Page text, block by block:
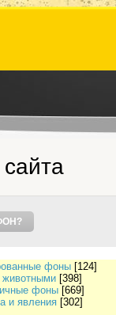
фоны [124]
[398]
фоны [669]
и явления [302]